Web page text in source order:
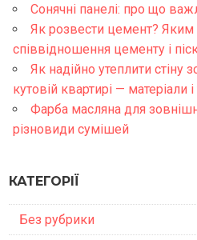
Сонячні панелі: про що
Як розвести цемент? Яким
співвідношення цементу і
Як надійно утеплити стіну
кутовій квартирі — матеріали і
Фарба масляна для
різновиди сумішей
КАТЕГОРІЇ
Без рубрики